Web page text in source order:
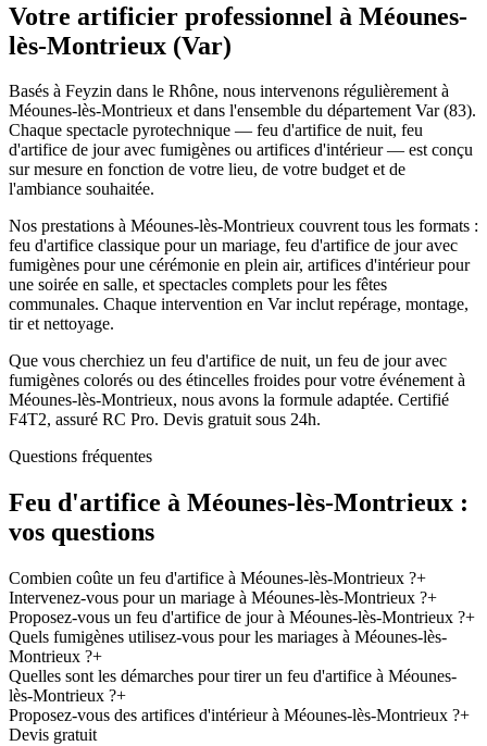
Votre artificier professionnel à Méounes-
lès-Montrieux (Var)
Basés à Feyzin dans le Rhône, nous intervenons régulièrement à
Méounes-lès-Montrieux et dans l'ensemble du département Var (83).
Chaque spectacle pyrotechnique — feu d'artifice de nuit, feu
d'artifice de jour avec fumigènes ou artifices d'intérieur — est conçu
sur mesure en fonction de votre lieu, de votre budget et de
l'ambiance souhaitée.
Nos prestations à Méounes-lès-Montrieux couvrent tous les formats :
feu d'artifice classique pour un mariage, feu d'artifice de jour avec
fumigènes pour une cérémonie en plein air, artifices d'intérieur pour
une soirée en salle, et spectacles complets pour les fêtes
communales. Chaque intervention en Var inclut repérage, montage,
tir et nettoyage.
Que vous cherchiez un feu d'artifice de nuit, un feu de jour avec
fumigènes colorés ou des étincelles froides pour votre événement à
Méounes-lès-Montrieux, nous avons la formule adaptée. Certifié
F4T2, assuré RC Pro. Devis gratuit sous 24h.
Questions fréquentes
Feu d'artifice à Méounes-lès-Montrieux :
vos questions
Combien coûte un feu d'artifice à Méounes-lès-Montrieux ?+
Intervenez-vous pour un mariage à Méounes-lès-Montrieux ?+
Proposez-vous un feu d'artifice de jour à Méounes-lès-Montrieux ?+
Quels fumigènes utilisez-vous pour les mariages à Méounes-lès-
Montrieux ?+
Quelles sont les démarches pour tirer un feu d'artifice à Méounes-
lès-Montrieux ?+
Proposez-vous des artifices d'intérieur à Méounes-lès-Montrieux ?+
Devis gratuit